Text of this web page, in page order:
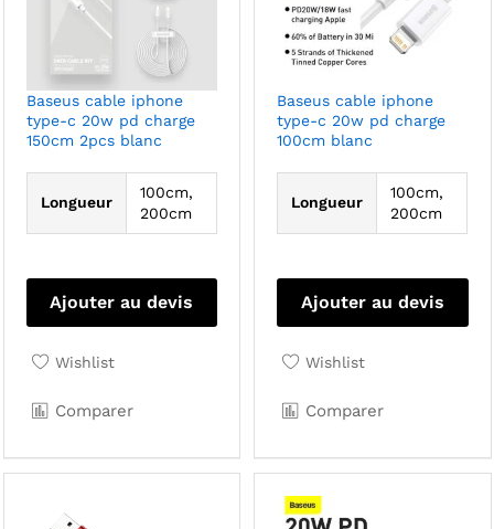
Baseus cable iphone
type-c 20w pd charge
150cm 2pcs blanc
Longueur
100cm,
200cm
Ajouter au devis
Wishlist
Comparer
Baseus cable iphone
type-c 20w pd charge
100cm blanc
Longueur
100cm,
200cm
Ajouter au devis
a
Wishlist
Comparer